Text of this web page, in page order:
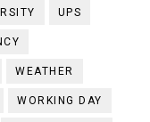
UPS
WEATHER
WORKING DAY